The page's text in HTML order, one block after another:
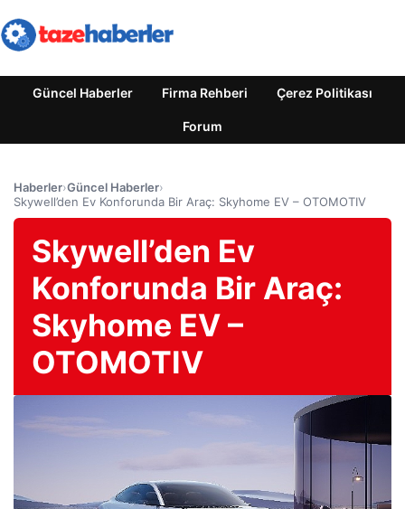
Güncel Haberler Firma Rehberi Çerez Politikası
Forum
Haberler›Güncel Haberler›
Skywell’den Ev Konforunda Bir Araç: Skyhome EV – OTOMOTIV
Skywell’den Ev
Konforunda Bir Araç:
Skyhome EV –
OTOMOTIV